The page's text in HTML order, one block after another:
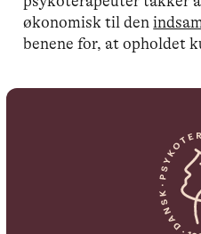
økonomisk til den
benene for, at opholdet